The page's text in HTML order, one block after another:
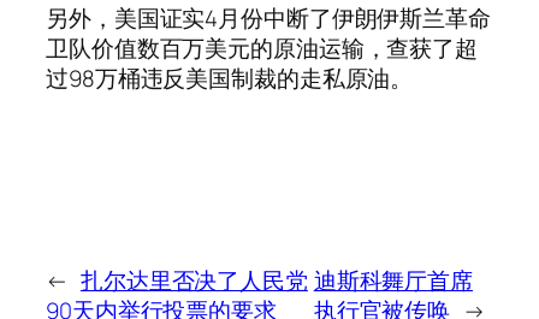
另外，美国证实4月份中断了伊朗伊斯兰革命
卫队价值数百万美元的原油运输，查获了超
过98万桶违反美国制裁的走私原油。
← 扎尔达里否决了人民党
90天内举行投票的要求
迪斯科舞厅首席
执行官被传唤 →